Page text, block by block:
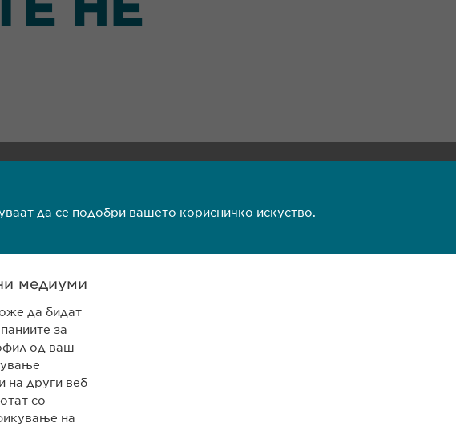
+389 (0)2 520 20 99
Правни напомени
да се подобри вашето корисничко искуство.
медиуми
да бидат
за
од ваш
на други веб
со
на